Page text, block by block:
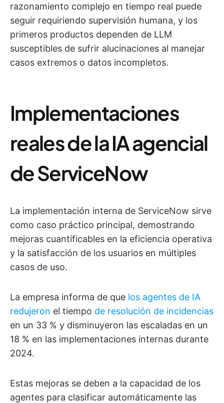
razonamiento complejo en tiempo real puede
seguir requiriendo supervisión humana, y los
primeros productos dependen de LLM
susceptibles de sufrir alucinaciones al manejar
casos extremos o datos incompletos.
Implementaciones
reales de la IA agencial
de ServiceNow
La implementación interna de ServiceNow sirve
como caso práctico principal, demostrando
mejoras cuantificables en la eficiencia operativa
y la satisfacción de los usuarios en múltiples
casos de uso.
La empresa informa de que los agentes de IA
redujeron el tiempo de resolución de incidencias
en un 33 % y disminuyeron las escaladas en un
18 % en las implementaciones internas durante
2024.
Estas mejoras se deben a la capacidad de los
agentes para clasificar automáticamente las